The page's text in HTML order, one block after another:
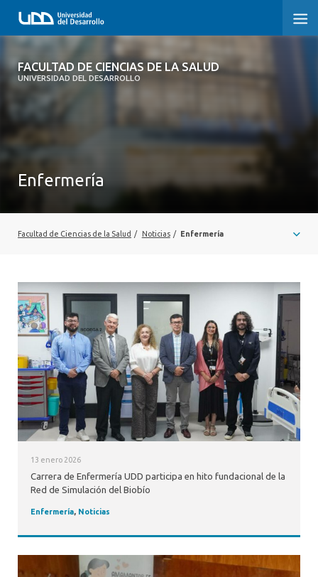
FACULTAD DE CIENCIAS DE LA SALUD
UNIVERSIDAD DEL DESARROLLO
FACULTAD DE CIENCIAS DE LA SALUD
Enfermería
Facultad de Ciencias de la Salud / Noticias / Enfermería
13 enero 2026
Carrera de Enfermería UDD participa en hito fundacional de la
Red de Simulación del Biobío
Enfermería, Noticias